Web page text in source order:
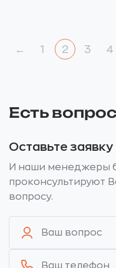
← 1 2 3 4
Есть
Оставьте заявку
И наши менеджеры
проконсультируют
вопросу.